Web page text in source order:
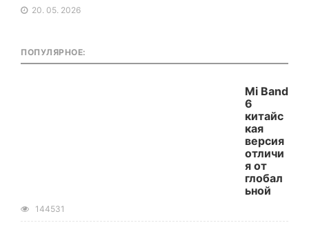
20. 05. 2026
ПОПУЛЯРНОЕ:
Mi Band
6
китайс
кая
версия
отличи
я от
глобал
ьной
144531